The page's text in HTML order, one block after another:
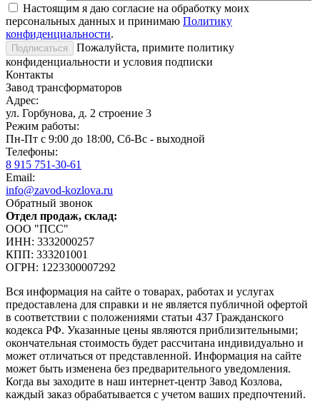
Настоящим я даю согласие на обработку моих
персональных данных и принимаю Политику
конфиденциальности.
Пожалуйста, примите политику
конфиденциальности и условия подписки
Контакты
Завод трансформаторов
Адрес:
ул. Горбунова, д. 2 строение 3
Режим работы:
Пн-Пт с 9:00 до 18:00, Сб-Вс - выходной
Телефоны:
8 915 751-30-61
Email:
info@zavod-kozlova.ru
Обратный звонок
Отдел продаж, склад:
ООО "ПСС"
ИНН: 3332000257
КПП: 333201001
ОГРН: 1223300007292
Вся информация на сайте о товарах, работах и услугах
предоставлена для справки и не является публичной офертой
в соответствии с положениями статьи 437 Гражданского
кодекса РФ. Указанные цены являются приблизительными;
окончательная стоимость будет рассчитана индивидуально и
может отличаться от представленной. Информация на сайте
может быть изменена без предварительного уведомления.
Когда вы заходите в наш интернет-центр Завод Козлова,
каждый заказ обрабатывается с учетом ваших предпочтений.